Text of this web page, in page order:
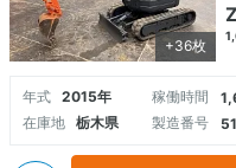
+36枚
年式 2015年 稼働時間
在庫地
栃木県 製造番号